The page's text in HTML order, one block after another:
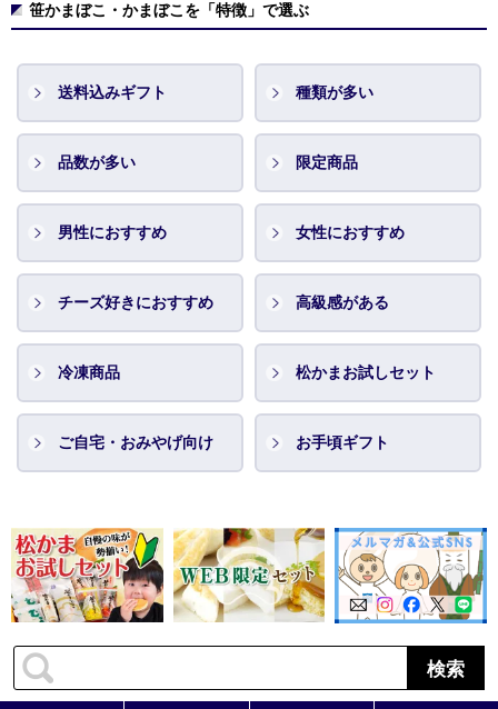
笹かまぼこ・かまぼこを「特徴」で選ぶ
送料込みギフト 種類が多い
品数が多い 限定商品
男性におすすめ 女性におすすめ
チーズ好きにおすすめ 高級感がある
冷凍商品 松かまお試しセット
ご自宅・おみやげ向け お手頃ギフト
検索